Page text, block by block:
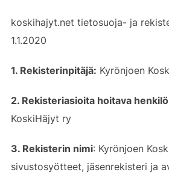
koskihajyt.net tietosuoja- ja
1.1.2020
1. Rekisterinpitäjä: Kyrönjoen
2. Rekisteriasioita hoitava
KoskiHäjyt ry
3. Rekisterin nimi: Kyrönjoen
sivustosyötteet, jäsenrekisteri ja